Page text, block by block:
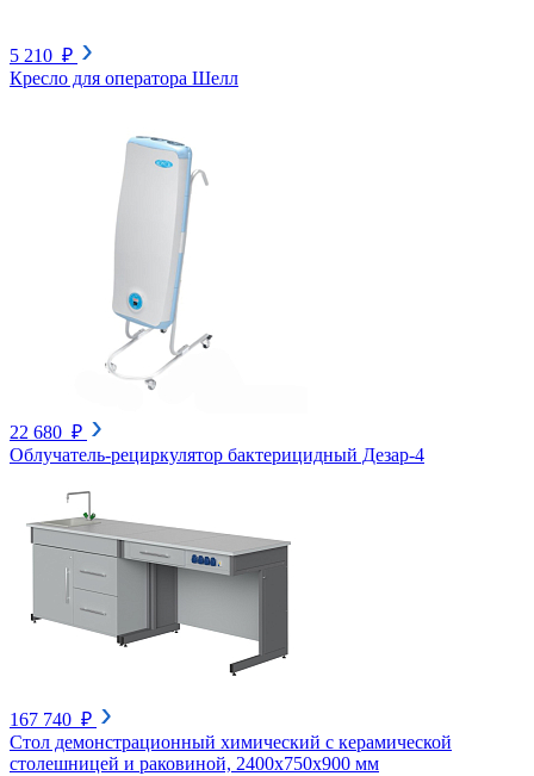
5 210 ₽
Кресло для оператора Шелл
22 680 ₽
Облучатель-рециркулятор бактерицидный Дезар-4
167 740 ₽
Стол демонстрационный химический с керамической
столешницей и раковиной, 2400x750x900 мм